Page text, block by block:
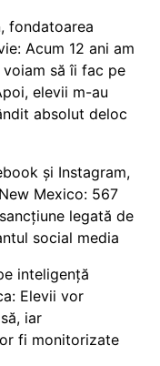
fondatoarea
Acum 12 ani am
să îi fac pe
elevii m-au
absolut deloc
și Instagram,
Mexico: 567
legată de
social media
inteligență
Elevii vor
iar
fi monitorizate